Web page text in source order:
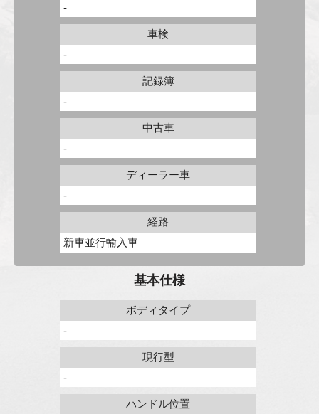
-
車検
-
記録簿
-
中古車
-
ディーラー車
-
経路
新車並行輸入車
基本仕様
ボディタイプ
-
現行型
-
ハンドル位置